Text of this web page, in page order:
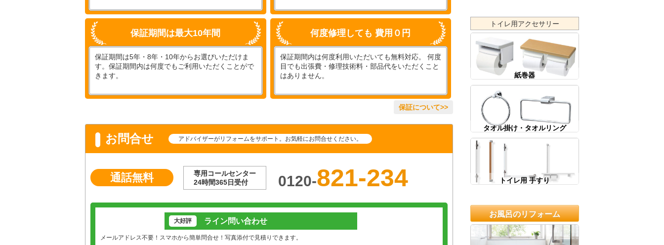
保証期間は最大10年間
保証期間は5年・8年・10年からお選びいただけま
す。保証期間内は何度でもご利用いただくことがで
きます。
何度修理しても 費用０円
保証期間内は何度利用いただいても無料対応。 何度
目でも出張費・修理技術料・部品代をいただくこと
はありません。
保証について>>
お問合せ アドバイザーがリフォームをサポート。お気軽にお問合せください。
通話無料
専用コールセンター
24時間365日受付
0120-821-234
大好評 ライン問い合わせ
メールアドレス不要！スマホから簡単問合せ！写真添付で見積りできます。
トイレ用アクセサリー
紙巻器
タオル掛け・タオルリング
トイレ用 手すり
お風呂のリフォーム